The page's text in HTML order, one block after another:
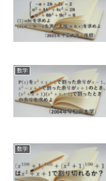
数学
数学